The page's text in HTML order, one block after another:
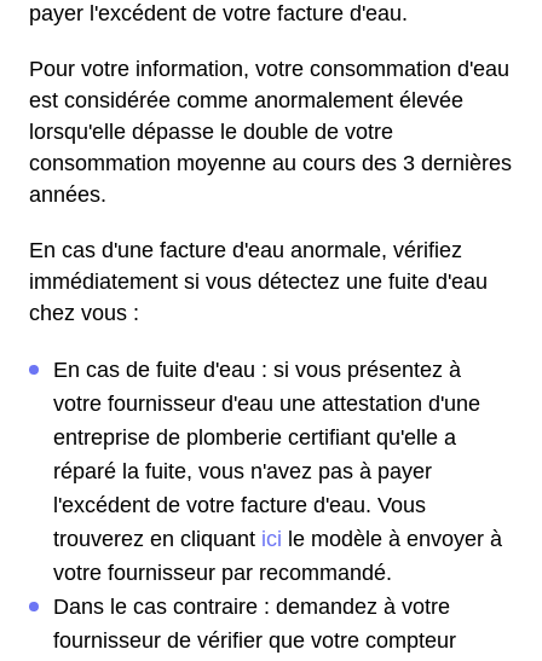
payer l'excédent de votre facture d'eau.
Pour votre information, votre consommation d'eau
est considérée comme anormalement élevée
lorsqu'elle dépasse le double de votre
consommation moyenne au cours des 3 dernières
années.
En cas d'une facture d'eau anormale, vérifiez
immédiatement si vous détectez une fuite d'eau
chez vous :
En cas de fuite d'eau : si vous présentez à
votre fournisseur d'eau une attestation d'une
entreprise de plomberie certifiant qu'elle a
réparé la fuite, vous n'avez pas à payer
l'excédent de votre facture d'eau. Vous
trouverez en cliquant ici le modèle à envoyer à
votre fournisseur par recommandé.
Dans le cas contraire : demandez à votre
fournisseur de vérifier que votre compteur